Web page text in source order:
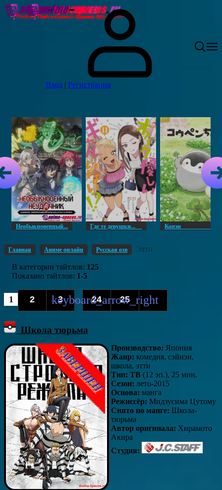
Вход | Регистрация
Необыкновенный... Где те девушки... Копэн
Главная Аниме онлайн Русская озв Этти
В категории тайтлов: 125
Показано тайтлов: 1-5
1 2 3 ... 24 25
Школа тюрьма
Производство: Япония
Жанр: комедия, сэйнэн,
школа, этти
Тип: ТВ (12 эп.), 25 мин.
Сезон: лето-2015
Основа: манга
Режиссёр: Мидзусима Цутому
Снято по манге: Школа-
тюрьма
Автор оригинала: Хирамото
Акира
Студия: